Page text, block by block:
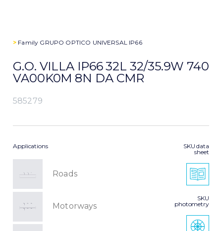
> Family GRUPO OPTICO UNIVERSAL IP66
G.O. VILLA IP66 32L 32/35.9W 740
VA00K0M 8N DA CMR
585279
Applications
Roads
Motorways
SKU data
sheet
SKU
photometry